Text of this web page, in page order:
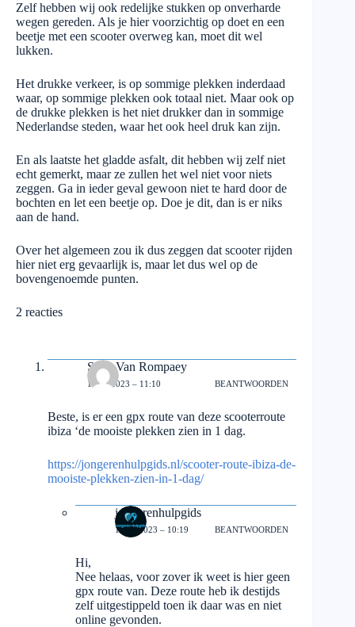
Zelf hebben wij ook redelijke stukken op onverharde
wegen gereden. Als je hier voorzichtig op doet en een
beetje met een scooter overweg kan, moet dit wel
lukken.
Het drukke verkeer, is op sommige plekken inderdaad
waar, op sommige plekken ook totaal niet. Maar ook op
de drukke plekken is het niet drukker dan in sommige
Nederlandse steden, waar het ook heel druk kan zijn.
En als laatste het gladde asfalt, dit hebben wij zelf niet
echt gemerkt, maar ze zullen het wel niet voor niets
zeggen. Ga in ieder geval gewoon niet te hard door de
bochten en let een beetje op. Doe je dit, dan is er niks
aan de hand.
Over het algemeen zou ik dus zeggen dat scooter rijden
hier niet erg gevaarlijk is, maar let dus wel op de
bovengenoemde punten.
2 reacties
Sven Van Rompaey
10/05/2023 – 11:10 BEANTWOORDEN
Beste, is er een gpx route van deze scooterroute
ibiza ‘de mooiste plekken zien in 1 dag.
https://jongerenhulpgids.nl/scooter-route-ibiza-de-
mooiste-plekken-zien-in-1-dag/
jongerenhulpgids
11/05/2023 – 10:19 BEANTWOORDEN
Hi,
Nee helaas, voor zover ik weet is hier geen
gpx route van. Deze route heb ik destijds
zelf uitgestippeld toen ik daar was en niet
online gevonden.